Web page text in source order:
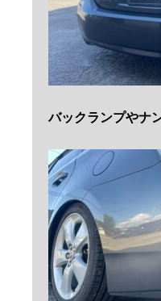
バックランプやナ